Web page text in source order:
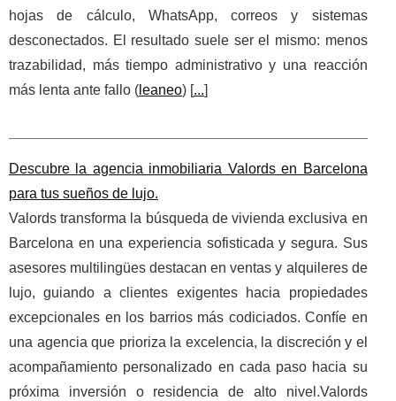
hojas de cálculo, WhatsApp, correos y sistemas
desconectados. El resultado suele ser el mismo: menos
trazabilidad, más tiempo administrativo y una reacción
más lenta ante fallo ( leaneo) [...]
Descubre la agencia inmobiliaria Valords en Barcelona
para tus sueños de lujo.
Valords transforma la búsqueda de vivienda exclusiva en
Barcelona en una experiencia sofisticada y segura. Sus
asesores multilingües destacan en ventas y alquileres de
lujo, guiando a clientes exigentes hacia propiedades
excepcionales en los barrios más codiciados. Confíe en
una agencia que prioriza la excelencia, la discreción y el
acompañamiento personalizado en cada paso hacia su
próxima inversión o residencia de alto nivel.Valords